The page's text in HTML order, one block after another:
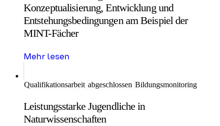
Konzeptualisierung, Entwicklung und
Entstehungsbedingungen am Beispiel der
MINT-Fächer
Mehr lesen
Qualifikationsarbeit abgeschlossen Bildungsmonitoring
Leistungsstarke Jugendliche in
Naturwissenschaften